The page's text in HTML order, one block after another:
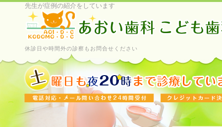
先生が症例の紹介をしています
休診日や時間外の診察もお問合せください